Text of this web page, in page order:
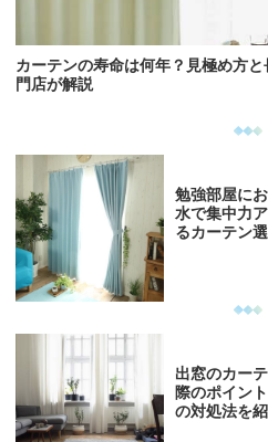
カーテンの寿命は何年？見極め方
門店が解説
勉強部屋に
水で集中力
るカーテン
出窓のカー
際のポイン
の対処法を